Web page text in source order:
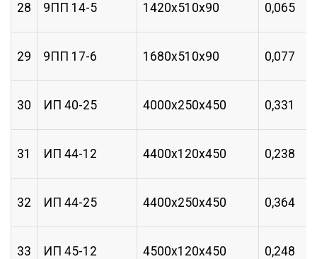
28 9ПП 14-5 1420х510х90 0,065
29 9ПП 17-6 1680х510х90 0,077
30 ИП 40-25 4000х250х450 0,331
31 ИП 44-12 4400х120х450 0,238
32 ИП 44-25 4400х250х450 0,364
33 ИП 45-12 4500х120х450 0,248